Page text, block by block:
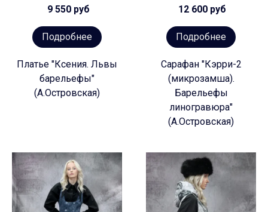
9 550 руб
Подробнее
Платье "Ксения. Львы
барельефы"
(А.Островская)
12 600 руб
Подробнее
Сарафан "Кэрри-2
(микрозамша).
Барельефы
линогравюра"
(А.Островская)